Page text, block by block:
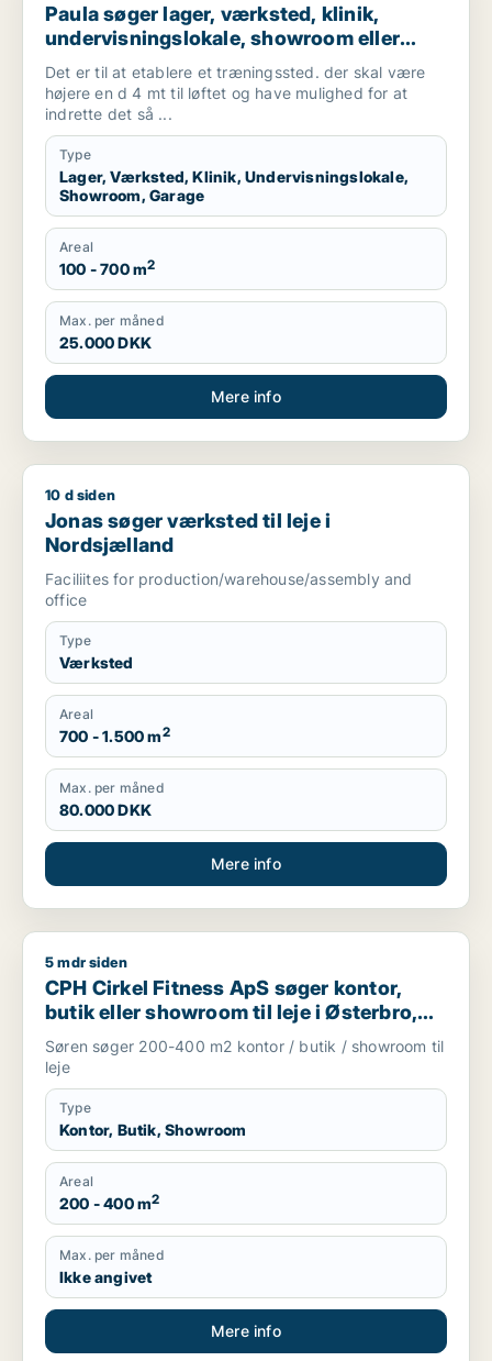
Paula søger lager, værksted, klinik,
undervisningslokale, showroom eller
garage til leje i Gentofte
Det er til at etablere et træningssted. der skal være
højere en d 4 mt til løftet og have mulighed for at
indrette det så ...
Type
Lager, Værksted, Klinik, Undervisningslokale,
Showroom, Garage
Areal
100 - 700 m2
Max. per måned
25.000 DKK
Mere info
Jonas søger værksted til leje i Nordsjælland
10 d siden
Jonas søger værksted til leje i
Nordsjælland
Faciliites for production/warehouse/assembly and
office
Type
Værksted
Areal
700 - 1.500 m2
Max. per måned
80.000 DKK
Mere info
CPH Cirkel Fitness ApS søger kontor, butik eller
5 mdr siden
CPH Cirkel Fitness ApS søger kontor,
butik eller showroom til leje i Østerbro,
Nordhavn eller Kongens Lyngby m.fl.
Søren søger 200-400 m2 kontor / butik / showroom til
leje
Type
Kontor, Butik, Showroom
Areal
200 - 400 m2
Max. per måned
Ikke angivet
Mere info